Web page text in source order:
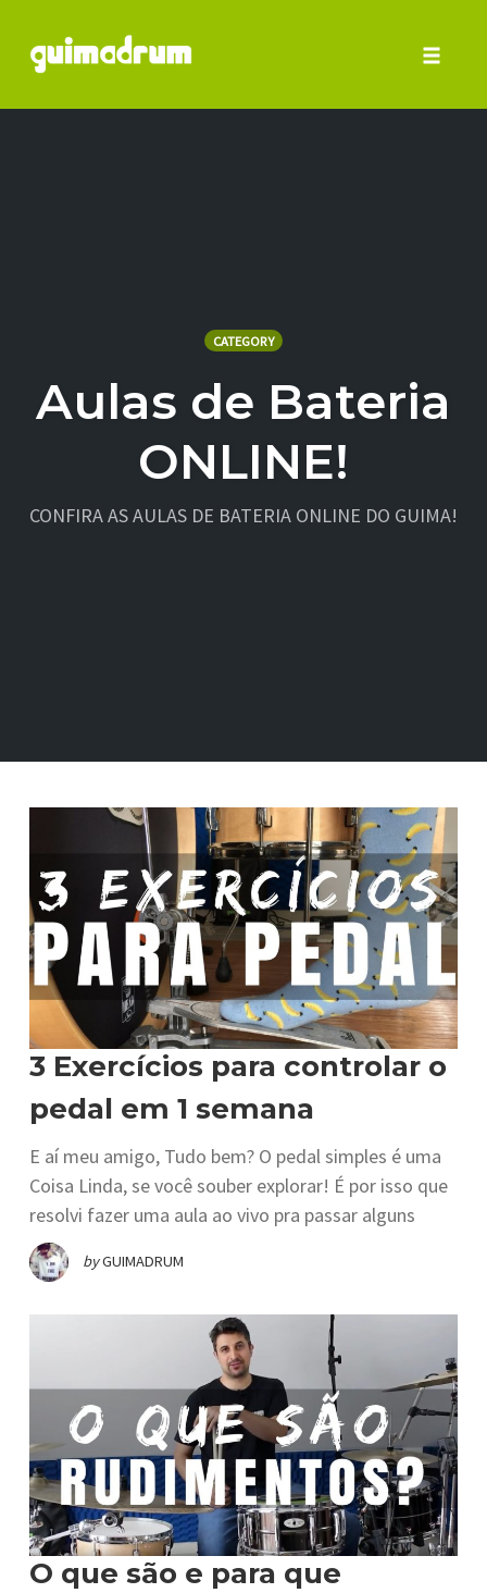
CATEGORY
Aulas de Bateria
ONLINE!
CONFIRA AS AULAS DE BATERIA ONLINE DO GUIMA!
3 Exercícios para controlar o
pedal em 1 semana
E aí meu amigo, Tudo bem? O pedal simples é uma
Coisa Linda, se você souber explorar! É por isso que
resolvi fazer uma aula ao vivo pra passar alguns
byGUIMADRUM
O que são e para que